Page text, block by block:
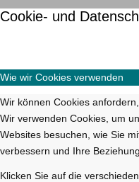
Cookie- und
Wie wir Cookies verwenden
Wir können Cookies
Wir verwenden Cookies, um
Websites besuchen, wie Sie
verbessern und Ihre
Klicken Sie auf die